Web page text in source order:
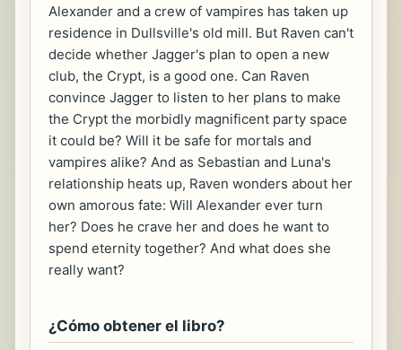
Alexander and a crew of vampires has taken up
residence in Dullsville's old mill. But Raven can't
decide whether Jagger's plan to open a new
club, the Crypt, is a good one. Can Raven
convince Jagger to listen to her plans to make
the Crypt the morbidly magnificent party space
it could be? Will it be safe for mortals and
vampires alike? And as Sebastian and Luna's
relationship heats up, Raven wonders about her
own amorous fate: Will Alexander ever turn
her? Does he crave her and does he want to
spend eternity together? And what does she
really want?
¿Cómo obtener el libro?